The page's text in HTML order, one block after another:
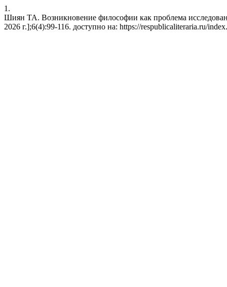
1.
Шиян ТА. Возникновение философии как проблема
2026 г.];6(4):99-116. доступно на: https://respublicaliteraria.ru/